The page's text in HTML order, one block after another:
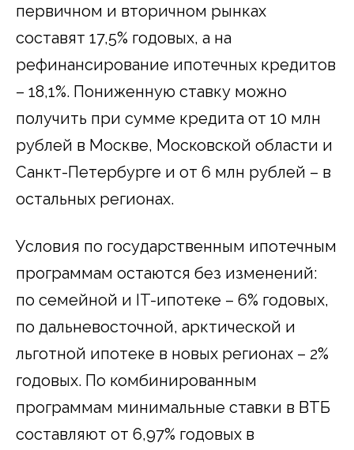
первичном и вторичном рынках
составят 17,5% годовых, а на
рефинансирование ипотечных кредитов
– 18,1%. Пониженную ставку можно
получить при сумме кредита от 10 млн
рублей в Москве, Московской области и
Санкт-Петербурге и от 6 млн рублей – в
остальных регионах.
Условия по государственным ипотечным
программам остаются без изменений:
по семейной и IT-ипотеке – 6% годовых,
по дальневосточной, арктической и
льготной ипотеке в новых регионах – 2%
годовых. По комбинированным
программам минимальные ставки в ВТБ
составляют от 6,97% годовых в